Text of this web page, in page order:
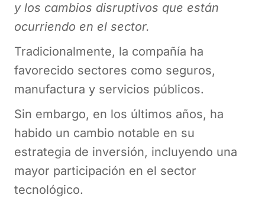
y los cambios disruptivos que están
ocurriendo en el sector.
Tradicionalmente, la compañía ha
favorecido sectores como seguros,
manufactura y servicios públicos.
Sin embargo, en los últimos años, ha
habido un cambio notable en su
estrategia de inversión, incluyendo una
mayor participación en el sector
tecnológico.